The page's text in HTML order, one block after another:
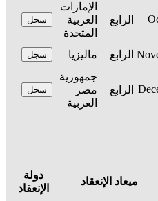
الرابع
الإمارات
العربية
المتحدة
سجل
الرابع ماليزيا سجل
الرابع
جمهورية
مصر
العربية
سجل
ميعاد الإنعقاد
دولة
الإنعقاد